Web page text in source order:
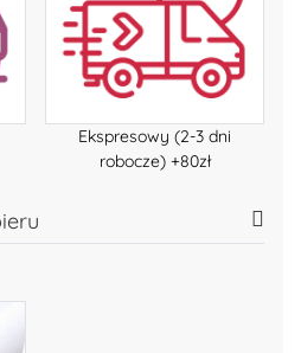
Ekspresowy (2-3 dni
robocze) +80zł